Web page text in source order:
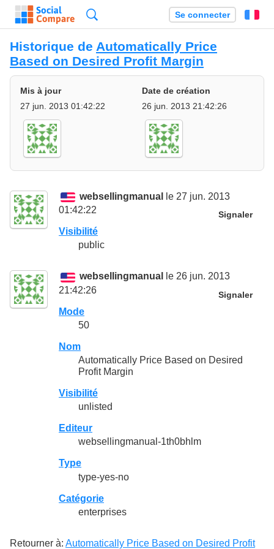
Se connecter
Historique de Automatically Price
Based on Desired Profit Margin
Mis à jour
27 jun. 2013 01:42:22
Date de création
26 jun. 2013 21:42:26
websellingmanual
le 27 jun. 2013
01:42:22
Signaler
Visibilité
public
websellingmanual
le 26 jun. 2013
21:42:26
Signaler
Mode
50
Nom
Automatically Price Based on Desired
Profit Margin
Visibilité
unlisted
Editeur
websellingmanual-1th0bhlm
Type
type-yes-no
Catégorie
enterprises
Retourner à: Automatically Price Based on Desired Profit